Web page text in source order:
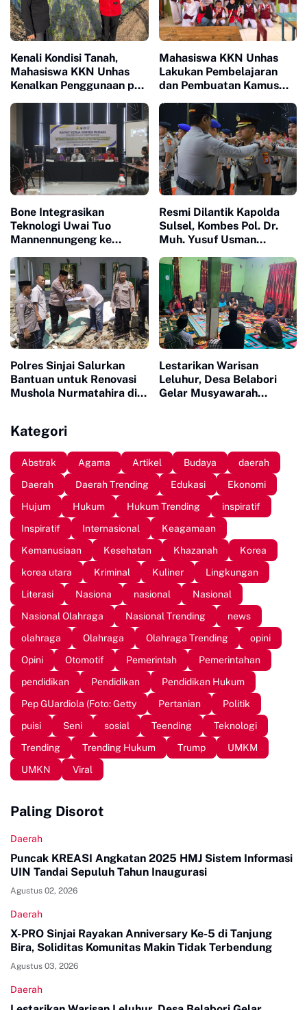
Kenali Kondisi Tanah,
Mahasiswa KKN Unhas
Kenalkan Penggunaan pH
Petani di Desa Lonrong
Mahasiswa KKN Unhas
Lakukan Pembelajaran
dan Pembuatan Kamus
Inpres Lonrong
Bone Integrasikan
Teknologi Uwai Tuo
Mannennungeng ke
Dukung Modernisasi
Irigasi
Resmi Dilantik Kapolda
Sulsel, Kombes Pol. Dr.
Muh. Yusuf Usman
Polres Sinjai Salurkan
Bantuan untuk Renovasi
Mushola Nurmatahira di
Lestarikan Warisan
Leluhur, Desa Belabori
Gelar Musyawarah
Kategori
Abstrak Agama Artikel Budaya
daerah
Daerah
Daerah Trending Edukasi
Ekonomi
Hujum
Hukum Hukum Trending
inspiratif
Inspiratif
Internasional
Keagamaan
Kemanusiaan
Kesehatan Khazanah
Korea
korea utara
Kriminal Kuliner
Lingkungan
Literasi
Nasiona nasional
Nasional
Nasional Olahraga
Nasional Trending
news
olahraga
Olahraga Olahraga Trending
opini
Opini
Otomotif Pemerintah
Pemerintahan
pendidikan
Pendidikan
Pendidikan Hukum
Pep GUardiola (Foto: Getty
Pertanian
Politik
puisi
Seni sosial Teending
Teknologi
Trending
Trending Hukum Trump
UMKM
UMKN
Viral
Paling Disorot
Daerah
Puncak KREASI Angkatan 2025 HMJ Sistem Informasi
UIN Tandai Sepuluh Tahun Inaugurasi
Agustus 02, 2026
Daerah
X-PRO Sinjai Rayakan Anniversary Ke-5 di Tanjung
Bira, Soliditas Komunitas Makin Tidak Terbendung
Agustus 03, 2026
Daerah